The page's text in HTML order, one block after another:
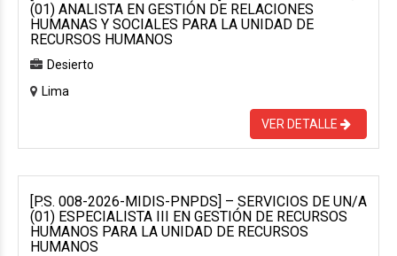
(01) ANALISTA EN GESTIÓN DE RELACIONES
HUMANAS Y SOCIALES PARA LA UNIDAD DE
RECURSOS HUMANOS
Desierto
Lima
VER DETALLE
[P.S. 008-2026-MIDIS-PNPDS] – SERVICIOS DE UN/A
(01) ESPECIALISTA III EN GESTIÓN DE RECURSOS
HUMANOS PARA LA UNIDAD DE RECURSOS
HUMANOS